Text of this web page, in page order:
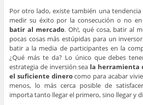
Por otro lado, existe también una
medir su éxito por la consecución o no
batir al mercado. Oh!, qué cosa, batir al
pocas cosas más estúpidas para un
batir a la media de participantes en la
¿Qué más te da? Lo único que debes
estrategia de inversión sea la herramienta
el suficiente dinerocomo para acabar
menos, lo más cerca posible de
importa tanto llegar el primero, sino llegar y